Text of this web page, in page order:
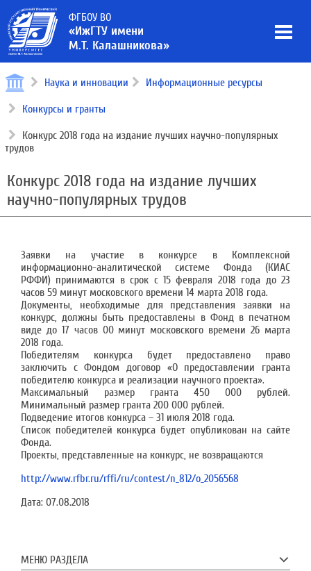
ФГБОУ ВО
«ИжГТУ имени
М.Т. Калашникова»
Наука и инновации Информационные ресурсы
Конкурсы и гранты
Конкурс 2018 года на издание лучших научно-популярных
трудов
Конкурс 2018 года на издание лучших
научно-популярных трудов
Заявки на участие в конкурсе в Комплексной
информационно-аналитической системе Фонда (КИАС
РФФИ) принимаются в срок с 15 февраля 2018 года до 23
часов 59 минут московского времени 14 марта 2018 года.
Документы, необходимые для представления заявки на
конкурс, должны быть предоставлены в Фонд в печатном
виде до 17 часов 00 минут московского времени 26 марта
2018 года.
Победителям конкурса будет предоставлено право
заключить с Фондом договор «О предоставлении гранта
победителю конкурса и реализации научного проекта».
Максимальный размер гранта 450 000 рублей.
Минимальный размер гранта 200 000 рублей.
Подведение итогов конкурса – 31 июля 2018 года.
Список победителей конкурса будет опубликован на сайте
Фонда.
Проекты, представленные на конкурс, не возвращаются
http://www.rfbr.ru/rffi/ru/contest/n_812/o_2056568
Дата: 07.08.2018
МЕНЮ РАЗДЕЛА